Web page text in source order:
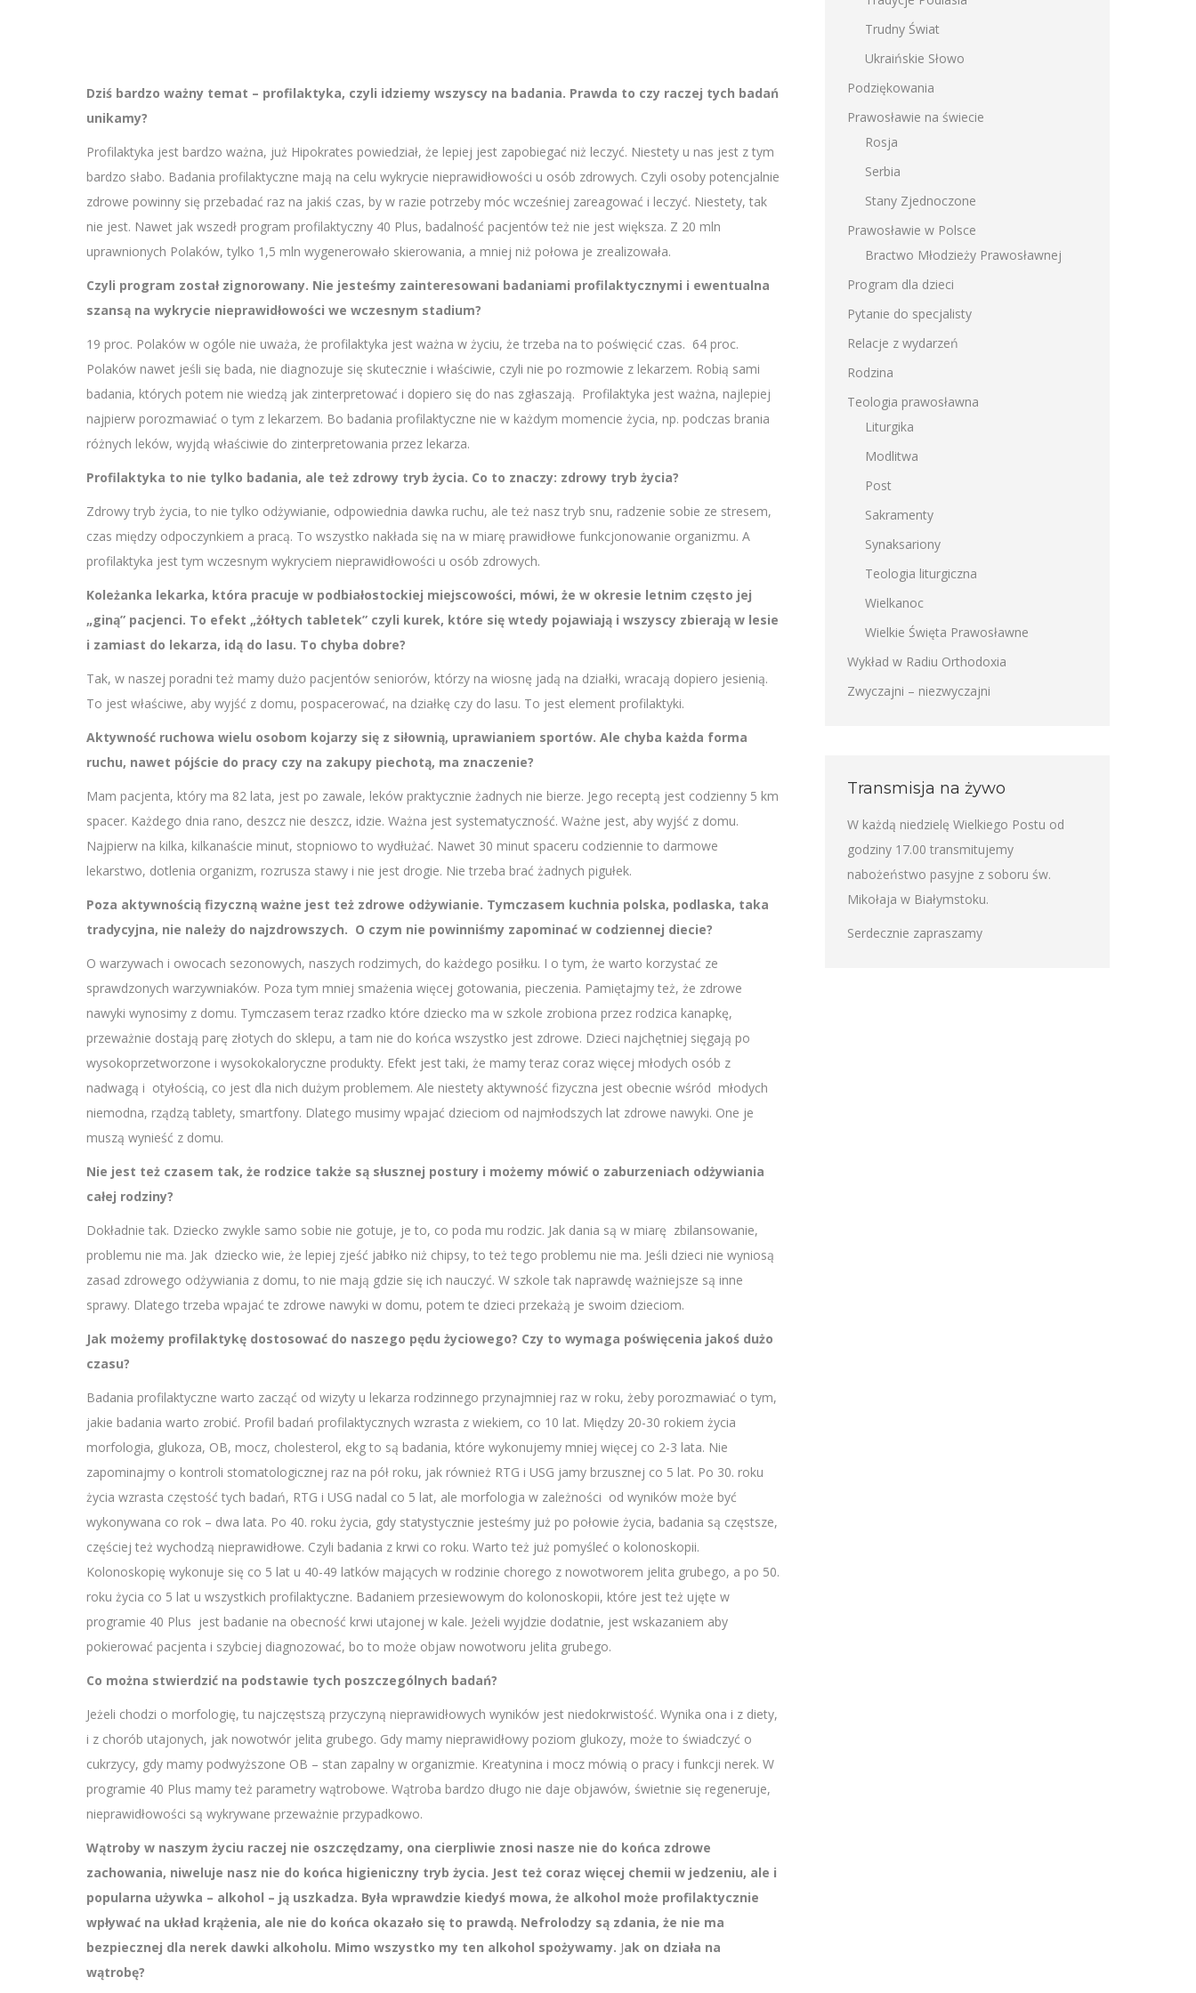
Dziś bardzo ważny temat – profilaktyka, czyli idziemy wszyscy na badania. Prawda to czy raczej tych badań
unikamy?
Profilaktyka jest bardzo ważna, już Hipokrates powiedział, że lepiej jest zapobiegać niż leczyć. Niestety u nas jest z tym
bardzo słabo. Badania profilaktyczne mają na celu wykrycie nieprawidłowości u osób zdrowych. Czyli osoby potencjalnie
zdrowe powinny się przebadać raz na jakiś czas, by w razie potrzeby móc wcześniej zareagować i leczyć. Niestety, tak
nie jest. Nawet jak wszedł program profilaktyczny 40 Plus, badalność pacjentów też nie jest większa. Z 20 mln
uprawnionych Polaków, tylko 1,5 mln wygenerowało skierowania, a mniej niż połowa je zrealizowała.
Czyli program został zignorowany. Nie jesteśmy zainteresowani badaniami profilaktycznymi i ewentualna
szansą na wykrycie nieprawidłowości we wczesnym stadium?
19 proc. Polaków w ogóle nie uważa, że profilaktyka jest ważna w życiu, że trzeba na to poświęcić czas. 64 proc.
Polaków nawet jeśli się bada, nie diagnozuje się skutecznie i właściwie, czyli nie po rozmowie z lekarzem. Robią sami
badania, których potem nie wiedzą jak zinterpretować i dopiero się do nas zgłaszają. Profilaktyka jest ważna, najlepiej
najpierw porozmawiać o tym z lekarzem. Bo badania profilaktyczne nie w każdym momencie życia, np. podczas brania
różnych leków, wyjdą właściwie do zinterpretowania przez lekarza.
Profilaktyka to nie tylko badania, ale też zdrowy tryb życia. Co to znaczy: zdrowy tryb życia?
Zdrowy tryb życia, to nie tylko odżywianie, odpowiednia dawka ruchu, ale też nasz tryb snu, radzenie sobie ze stresem,
czas między odpoczynkiem a pracą. To wszystko nakłada się na w miarę prawidłowe funkcjonowanie organizmu. A
profilaktyka jest tym wczesnym wykryciem nieprawidłowości u osób zdrowych.
Koleżanka lekarka, która pracuje w podbiałostockiej miejscowości, mówi, że w okresie letnim często jej
„giną” pacjenci. To efekt „żółtych tabletek” czyli kurek, które się wtedy pojawiają i wszyscy zbierają w lesie
i zamiast do lekarza, idą do lasu. To chyba dobre?
Tak, w naszej poradni też mamy dużo pacjentów seniorów, którzy na wiosnę jadą na działki, wracają dopiero jesienią.
To jest właściwe, aby wyjść z domu, pospacerować, na działkę czy do lasu. To jest element profilaktyki.
Aktywność ruchowa wielu osobom kojarzy się z siłownią, uprawianiem sportów. Ale chyba każda forma
ruchu, nawet pójście do pracy czy na zakupy piechotą, ma znaczenie?
Mam pacjenta, który ma 82 lata, jest po zawale, leków praktycznie żadnych nie bierze. Jego receptą jest codzienny 5 km
spacer. Każdego dnia rano, deszcz nie deszcz, idzie. Ważna jest systematyczność. Ważne jest, aby wyjść z domu.
Najpierw na kilka, kilkanaście minut, stopniowo to wydłużać. Nawet 30 minut spaceru codziennie to darmowe
lekarstwo, dotlenia organizm, rozrusza stawy i nie jest drogie. Nie trzeba brać żadnych pigułek.
Poza aktywnością fizyczną ważne jest też zdrowe odżywianie. Tymczasem kuchnia polska, podlaska, taka
tradycyjna, nie należy do najzdrowszych. O czym nie powinniśmy zapominać w codziennej diecie?
O warzywach i owocach sezonowych, naszych rodzimych, do każdego posiłku. I o tym, że warto korzystać ze
sprawdzonych warzywniaków. Poza tym mniej smażenia więcej gotowania, pieczenia. Pamiętajmy też, że zdrowe
nawyki wynosimy z domu. Tymczasem teraz rzadko które dziecko ma w szkole zrobiona przez rodzica kanapkę,
przeważnie dostają parę złotych do sklepu, a tam nie do końca wszystko jest zdrowe. Dzieci najchętniej sięgają po
wysokoprzetworzone i wysokokaloryczne produkty. Efekt jest taki, że mamy teraz coraz więcej młodych osób z
nadwagą i otyłością, co jest dla nich dużym problemem. Ale niestety aktywność fizyczna jest obecnie wśród młodych
niemodna, rządzą tablety, smartfony. Dlatego musimy wpajać dzieciom od najmłodszych lat zdrowe nawyki. One je
muszą wynieść z domu.
Nie jest też czasem tak, że rodzice także są słusznej postury i możemy mówić o zaburzeniach odżywiania
całej rodziny?
Dokładnie tak. Dziecko zwykle samo sobie nie gotuje, je to, co poda mu rodzic. Jak dania są w miarę zbilansowanie,
problemu nie ma. Jak dziecko wie, że lepiej zjeść jabłko niż chipsy, to też tego problemu nie ma. Jeśli dzieci nie wyniosą
zasad zdrowego odżywiania z domu, to nie mają gdzie się ich nauczyć. W szkole tak naprawdę ważniejsze są inne
sprawy. Dlatego trzeba wpajać te zdrowe nawyki w domu, potem te dzieci przekażą je swoim dzieciom.
Jak możemy profilaktykę dostosować do naszego pędu życiowego? Czy to wymaga poświęcenia jakoś dużo
czasu?
Badania profilaktyczne warto zacząć od wizyty u lekarza rodzinnego przynajmniej raz w roku, żeby porozmawiać o tym,
jakie badania warto zrobić. Profil badań profilaktycznych wzrasta z wiekiem, co 10 lat. Między 20-30 rokiem życia
morfologia, glukoza, OB, mocz, cholesterol, ekg to są badania, które wykonujemy mniej więcej co 2-3 lata. Nie
zapominajmy o kontroli stomatologicznej raz na pół roku, jak również RTG i USG jamy brzusznej co 5 lat. Po 30. roku
życia wzrasta częstość tych badań, RTG i USG nadal co 5 lat, ale morfologia w zależności od wyników może być
wykonywana co rok – dwa lata. Po 40. roku życia, gdy statystycznie jesteśmy już po połowie życia, badania są częstsze,
częściej też wychodzą nieprawidłowe. Czyli badania z krwi co roku. Warto też już pomyśleć o kolonoskopii.
Kolonoskopię wykonuje się co 5 lat u 40-49 latków mających w rodzinie chorego z nowotworem jelita grubego, a po 50.
roku życia co 5 lat u wszystkich profilaktyczne. Badaniem przesiewowym do kolonoskopii, które jest też ujęte w
programie 40 Plus jest badanie na obecność krwi utajonej w kale. Jeżeli wyjdzie dodatnie, jest wskazaniem aby
pokierować pacjenta i szybciej diagnozować, bo to może objaw nowotworu jelita grubego.
Co można stwierdzić na podstawie tych poszczególnych badań?
Jeżeli chodzi o morfologię, tu najczęstszą przyczyną nieprawidłowych wyników jest niedokrwistość. Wynika ona i z diety,
i z chorób utajonych, jak nowotwór jelita grubego. Gdy mamy nieprawidłowy poziom glukozy, może to świadczyć o
cukrzycy, gdy mamy podwyższone OB – stan zapalny w organizmie. Kreatynina i mocz mówią o pracy i funkcji nerek. W
programie 40 Plus mamy też parametry wątrobowe. Wątroba bardzo długo nie daje objawów, świetnie się regeneruje,
nieprawidłowości są wykrywane przeważnie przypadkowo.
Wątroby w naszym życiu raczej nie oszczędzamy, ona cierpliwie znosi nasze nie do końca zdrowe
zachowania, niweluje nasz nie do końca higieniczny tryb życia. Jest też coraz więcej chemii w jedzeniu, ale i
popularna używka – alkohol – ją uszkadza. Była wprawdzie kiedyś mowa, że alkohol może profilaktycznie
wpływać na układ krążenia, ale nie do końca okazało się to prawdą. Nefrolodzy są zdania, że nie ma
bezpiecznej dla nerek dawki alkoholu. Mimo wszystko my ten alkohol spożywamy. Jak on działa na
wątrobę?
Trudny Świat
Ukraińskie Słowo
Podziękowania
Prawosławie na świecie
Rosja
Serbia
Stany Zjednoczone
Prawosławie w Polsce
Bractwo Młodzieży Prawosławnej
Program dla dzieci
Pytanie do specjalisty
Relacje z wydarzeń
Rodzina
Teologia prawosławna
Liturgika
Modlitwa
Post
Sakramenty
Synaksariony
Teologia liturgiczna
Wielkanoc
Wielkie Święta Prawosławne
Wykład w Radiu Orthodoxia
Zwyczajni – niezwyczajni
Transmisja na żywo
W każdą niedzielę Wielkiego Postu od
godziny 17.00 transmitujemy
nabożeństwo pasyjne z soboru św.
Mikołaja w Białymstoku.
Serdecznie zapraszamy